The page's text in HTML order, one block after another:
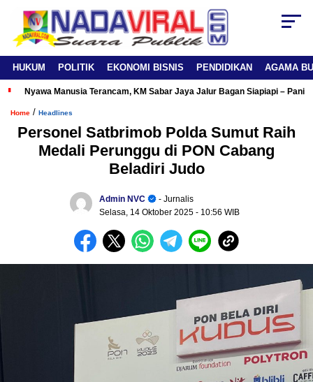
HUKUM POLITIK EKONOMI BISNIS PENDIDIKAN AGAMA
Nyawa Manusia Terancam, KM Sabar Jaya Jalur Bagan Siapiapi –
Home / Headlines
Personel Satbrimob Polda Sumut Raih
Medali Perunggu di PON Cabang
Beladiri Judo
Admin NVC
- Jurnalis
Selasa, 14 Oktober 2025 - 10:56 WIB